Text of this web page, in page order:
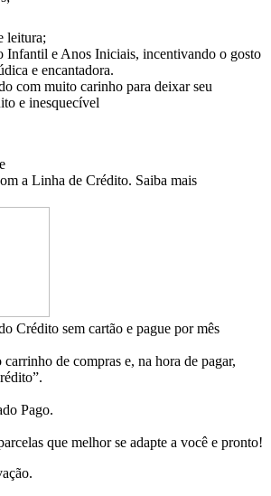
leitura;
Infantil e Anos Iniciais, incentivando o gosto
e encantadora.
com muito carinho para deixar seu
e inesquecível
a Linha de Crédito. Saiba mais
Crédito sem cartão e pague por mês
de compras e, na hora de pagar,
Pago.
que melhor se adapte a você e pronto!